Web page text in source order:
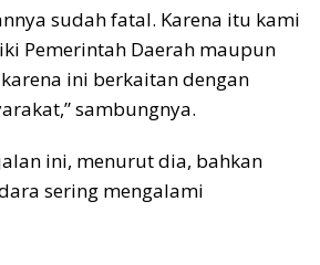
sudah fatal. Karena itu kami
Pemerintah Daerah maupun
ini berkaitan dengan
sambungnya.
ini, menurut dia, bahkan
sering mengalami